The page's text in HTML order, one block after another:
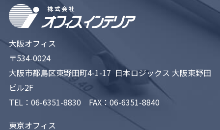
大阪オフィス
〒534-0024
大阪市都島区東野田町4-1-17 日本ロジックス 大阪東野田
ビル2F
TEL： 06-6351-8830 FAX：06-6351-8840
東京オフィス